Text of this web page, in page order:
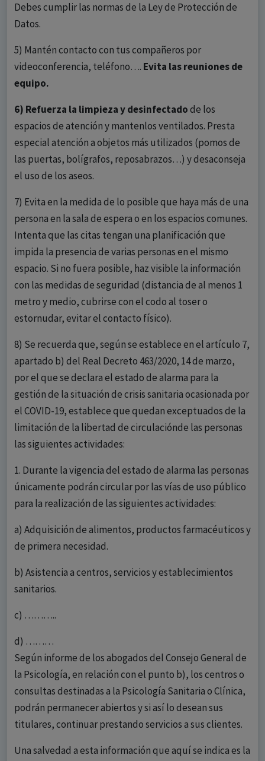
Debes cumplir las normas de la Ley de Protección de
Datos.
5) Mantén contacto con tus compañeros por
videoconferencia, teléfono…. Evita las reuniones de
equipo.
6) Refuerza la limpieza y desinfectadode los
espacios de atención y mantenlos ventilados. Presta
especial atención a objetos más utilizados (pomos de
las puertas, bolígrafos, reposabrazos…) y desaconseja
el uso de los aseos.
7) Evita en la medida de lo posible que haya más de una
persona en la sala de espera o en los espacios comunes.
Intenta que las citas tengan una planificación que
impida la presencia de varias personas en el mismo
espacio. Si no fuera posible, haz visible la información
con las medidas de seguridad (distancia de al menos 1
metro y medio, cubrirse con el codo al toser o
estornudar, evitar el contacto físico).
8) Se recuerda que, según se establece en el artículo 7,
apartado b) del Real Decreto 463/2020, 14 de marzo,
por el que se declara el estado de alarma para la
gestión de la situación de crisis sanitaria ocasionada por
el COVID-19, establece que quedan exceptuados de la
limitación de la libertad de circulaciónde las personas
las siguientes actividades:
1. Durante la vigencia del estado de alarma las personas
únicamente podrán circular por las vías de uso público
para la realización de las siguientes actividades:
a) Adquisición de alimentos, productos farmacéuticos y
de primera necesidad.
b) Asistencia a centros, servicios y establecimientos
sanitarios.
c) ………..
d) ………
Según informe de los abogados del Consejo General de
la Psicología, en relación con el punto b), los centros o
consultas destinadas a la Psicología Sanitaria o Clínica,
podrán permanecer abiertos y si así lo desean sus
titulares, continuar prestando servicios a sus clientes.
Una salvedad a esta información que aquí se indica es la